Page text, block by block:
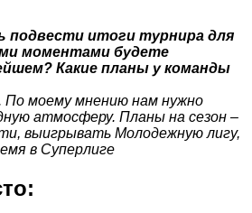
подвести итоги турнира для
моментами будете
Какие планы у команды
По моему мнению нам нужно
атмосферу. Планы на сезон –
выигрывать Молодежную лигу,
в Суперлиге